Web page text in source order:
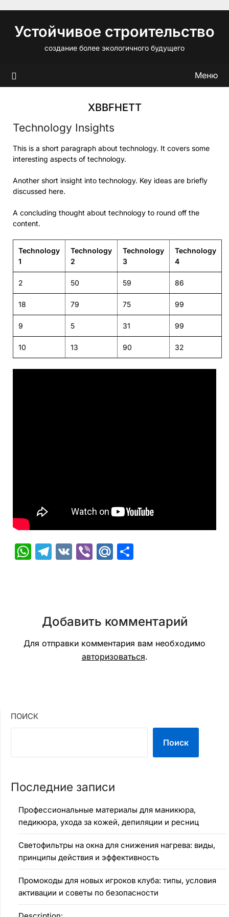
содержимому
Устойчивое строительство
создание более экологичного будущего
Меню
XBBFHETT
Technology Insights
This is a short paragraph about technology. It covers some
interesting aspects of technology.
Another short insight into technology. Key ideas are briefly
discussed here.
A concluding thought about technology to round off the
content.
Technology
1
Technology
2
Technology
3
Technology
4
2 50 59 86
18 79 75 99
9 5 31 99
10 13 90 32
WhatsApp
Telegram
VK ViberMail.Ru
Добавить комментарий
Для отправки комментария вам необходимо
авторизоваться.
ПОИСК
Поиск
Последние записи
Профессиональные материалы для маникюра,
педикюра, ухода за кожей, депиляции и ресниц
Светофильтры на окна для снижения нагрева: виды,
принципы действия и эффективность
Промокоды для новых игроков клуба: типы, условия
активации и советы по безопасности